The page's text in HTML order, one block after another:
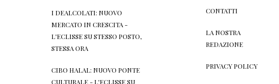
I DEALCOLATI: NUOVO
MERCATO IN CRESCITA -
L'ECLISSESUSTESSO POSTO,
STESSA ORA
CIBO HALAL: NUOVO PONTE
CULTURALE - L'ECLISSESU
CONTATTI
LA NOSTRA
REDAZIONE
PRIVACY POLICY